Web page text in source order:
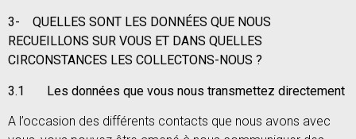
3-
QUELLES SONT LES DONNÉES QUE NOUS
RECUEILLONS SUR VOUS ET DANS QUELLES
CIRCONSTANCES LES COLLECTONS-NOUS ?
3.1 Les données que vous nous transmettez directement
A l’occasion des différents contacts que nous avons avec